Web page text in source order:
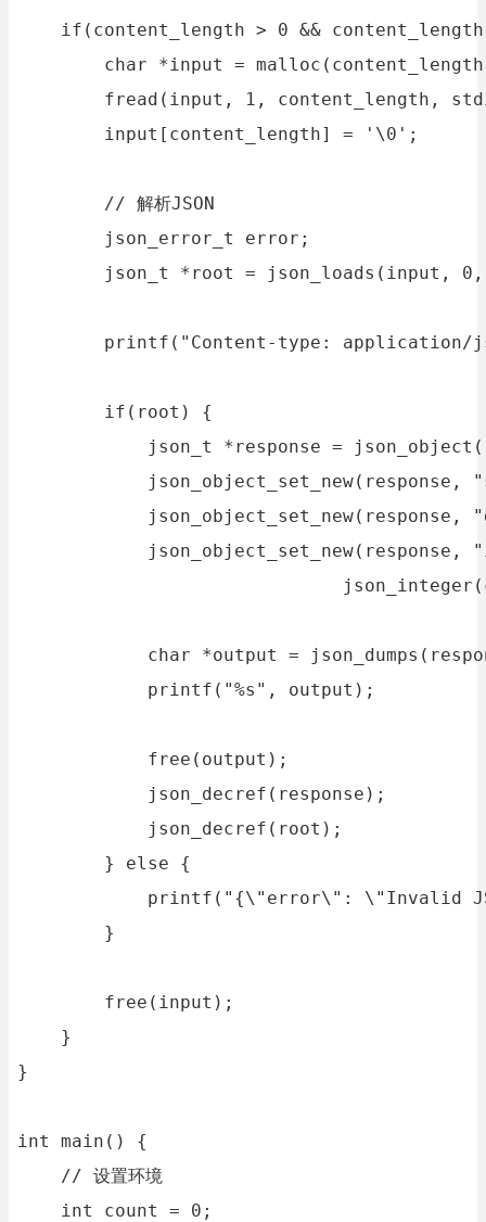
if(content_length > 0 &&
char *input =
fread(input, 1, content_length,
        input[content_length] = '\0';
        // 解析JSON
        json_error_t error;
json_t *root = json_loads(input,
printf("Content-type: application/
        if(root) {
json_t *response =
json_object_set_new(response,
json_object_set_new(response,
json_object_set_new(response,
char *output =
            printf("%s", output);
            free(output);
            json_decref(response);
            json_decref(root);
        } else {
printf("{\"error\": \"Invalid
        }
        free(input);
    }
}
int main() {
    // 设置环境
    int count = 0;